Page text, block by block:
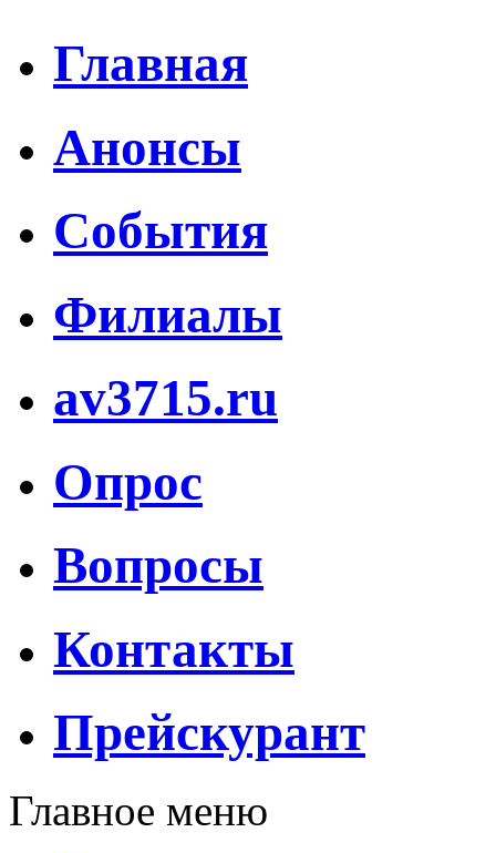
Главная
Анонсы
События
Филиалы
av3715.ru
Опрос
Вопросы
Контакты
Прейскурант
Главное меню